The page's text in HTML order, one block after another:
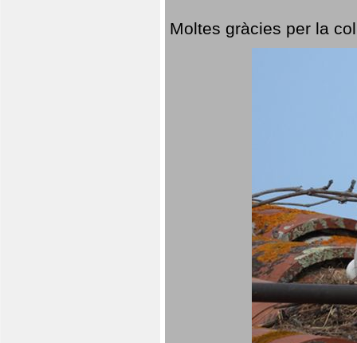
Moltes gràcies per la